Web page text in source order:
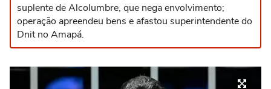
suplente de Alcolumbre, que nega envolvimento;
operação apreendeu bens e afastou superintendente do
Dnit no Amapá.